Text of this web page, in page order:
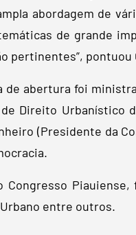
abordagem de
de grande
pertinentes”, pontuou
abertura foi
Direito Urbanístico
(Presidente da
entre outros.